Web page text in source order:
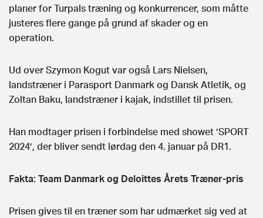
planer for Turpals træning og konkurrencer, som måtte
justeres flere gange på grund af skader og en
operation.
Ud over Szymon Kogut var også Lars Nielsen,
landstræner i Parasport Danmark og Dansk Atletik, og
Zoltan Baku, landstræner i kajak, indstillet til prisen.
Han modtager prisen i forbindelse med showet ’SPORT
2024’, der bliver sendt lørdag den 4. januar på DR1.
Fakta: Team Danmark og Deloittes Årets Træner-pris
Prisen gives til en træner som har udmærket sig ved at